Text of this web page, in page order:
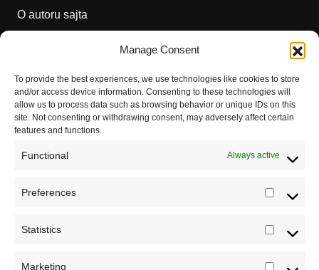
Manage Consent
To provide the best experiences, we use technologies like cookies to store
and/or access device information. Consenting to these technologies will
allow us to process data such as browsing behavior or unique IDs on this
site. Not consenting or withdrawing consent, may adversely affect certain
features and functions.
Functional Always active
Preferences
Statistics
Marketing
O autoru sajta
Saradnja